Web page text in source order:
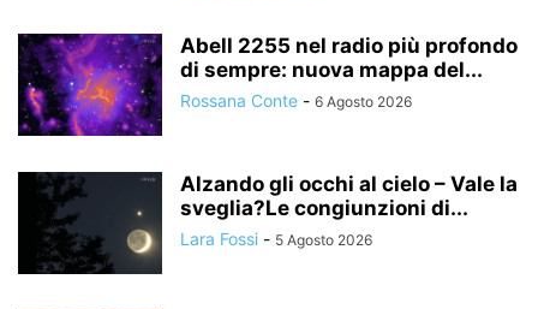
Abell 2255 nel radio più profondo
di sempre: nuova mappa del...
Rossana Conte - 6 Agosto 2026
Alzando gli occhi al cielo – Vale la
sveglia?Le congiunzioni di...
Lara Fossi - 5 Agosto 2026